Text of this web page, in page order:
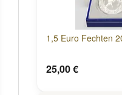
1,5 Euro Fechten
25,00 €